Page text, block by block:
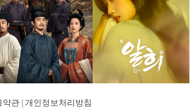
약관 개인정보처리방침